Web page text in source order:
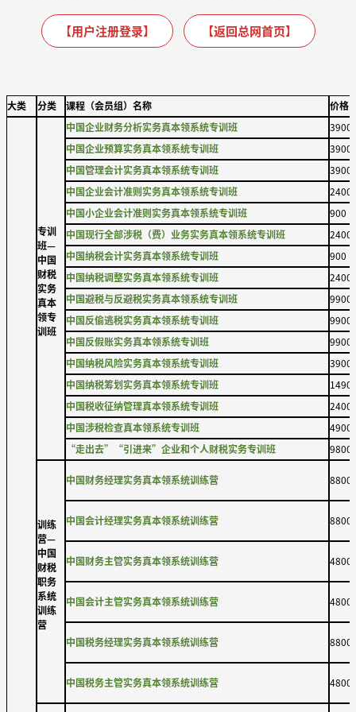
【用户注册登录】 【返回总网首页】
大类 分类 课程（会员组）名称 价格
专训
班—
中国
财税
实务
真本
领专
训班
中国企业财务分析实务真本领系统专训班
3900
中国企业预算实务真本领系统专训班
3900
中国管理会计实务真本领系统专训班
3900
中国企业会计准则实务真本领系统专训班
2400
中国小企业会计准则实务真本领系统专训班
900
中国现行全部涉税（费）业务实务真本领系统专训班
2400
中国纳税会计实务真本领系统专训班
900
中国纳税调整实务真本领系统专训班
2400
中国避税与反避税实务真本领系统专训班
9900
中国反偷逃税实务真本领系统专训班
9900
中国反假账实务真本领系统专训班
9900
中国纳税风险实务真本领系统专训班
3900
中国纳税筹划实务真本领系统专训班
中国税收征纳管理真本领系统专训班
2400
中国涉税检查真本领系统专训班
4900
“走出去”“引进来”企业和个人财税实务专训班
9800
训练
营—
中国
财税
职务
系统
训练
营
中国财务经理实务真本领系统训练营 8800
中国会计经理实务真本领系统训练营 8800
中国财务主管实务真本领系统训练营 4800
中国会计主管实务真本领系统训练营 4800
中国税务经理实务真本领系统训练营 8800
中国税务主管实务真本领系统训练营 4800